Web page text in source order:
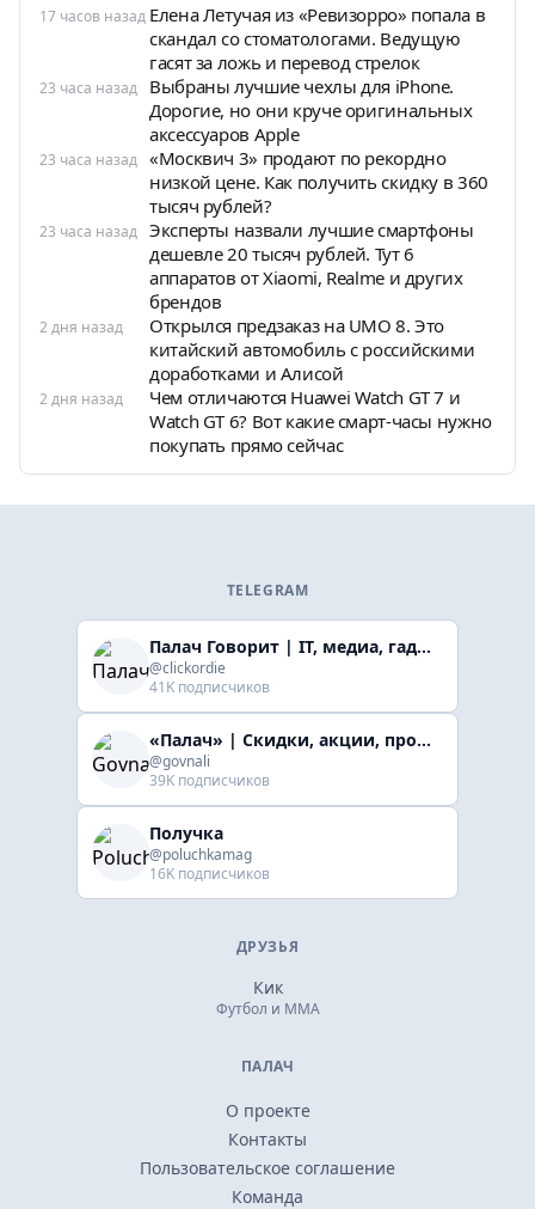
17 часов назад Елена Летучая из «Ревизорро» попала в
скандал со стоматологами. Ведущую
гасят за ложь и перевод стрелок
23 часа назад
Выбраны лучшие чехлы для iPhone.
Дорогие, но они круче оригинальных
аксессуаров Apple
23 часа назад «Москвич 3» продают по рекордно
низкой цене. Как получить скидку в 360
тысяч рублей?
23 часа назад Эксперты назвали лучшие смартфоны
дешевле 20 тысяч рублей. Тут 6
аппаратов от Xiaomi, Realme и других
брендов
2 дня назад
Открылся предзаказ на UMO 8. Это
китайский автомобиль с российскими
доработками и Алисой
2 дня назад
Чем отличаются Huawei Watch GT 7 и
Watch GT 6? Вот какие смарт-часы нужно
покупать прямо сейчас
TELEGRAM
Палач Говорит | IT, медиа, гaджеты, скидки
@clickordie
41K подписчиков
«Палач» | Скидки, акции, промокоды
@govnali
39K подписчиков
Получка
@poluchkamag
16K подписчиков
ДРУЗЬЯ
Кик
Футбол и ММА
ПАЛАЧ
О проекте
Контакты
Пользовательское соглашение
Команда